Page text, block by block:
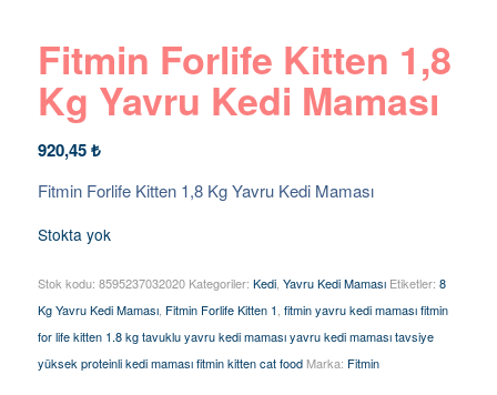
Fitmin Forlife Kitten 1,8
Kg Yavru Kedi Maması
920,45₺
Fitmin Forlife Kitten 1,8 Kg Yavru Kedi Maması
Stokta yok
Stok kodu: 8595237032020 Kategoriler: Kedi, Yavru Kedi Maması Etiketler: 8
Kg Yavru Kedi Maması, Fitmin Forlife Kitten 1 fitmin yavru kedi maması fitmin
for life kitten 1.8 kg tavuklu yavru kedi maması yavru kedi maması tavsiye
yüksek proteinli kedi maması fitmin kitten cat food Marka: Fitmin